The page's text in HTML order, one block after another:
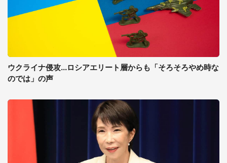
ウクライナ侵攻...ロシアエリート層からも「そろそろやめ時な
のでは」の声